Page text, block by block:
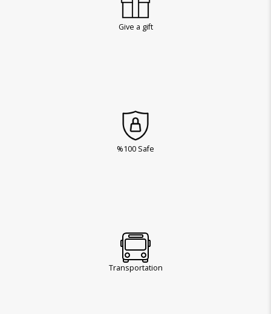
Give a gift
%100 Safe
Transportation